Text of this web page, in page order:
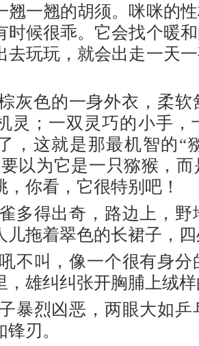
翘一翘的胡须。咪咪的
时候很乖。它会找个暖
去玩玩，就会出走一天
灰色的一身外衣，柔
灵；一双灵巧的小手
，这就是那最机智的“
以为它是一只猕猴，
，你看，它很特别吧！
多得出奇，路边上，
儿拖着翠色的长裙子，
不叫，像一个很有身
，雄纠纠张开胸脯上绒
暴烈凶恶，两眼大如
刃。